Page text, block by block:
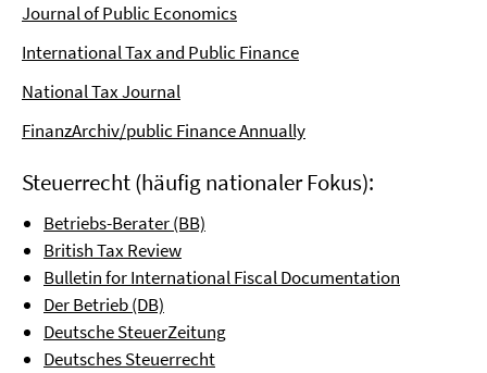
Journal of Public Economics
International Tax and Public Finance
National Tax Journal
FinanzArchiv/public Finance Annually
Steuerrecht (häufig nationaler Fokus):
Betriebs-Berater (BB)
British Tax Review
Bulletin for International Fiscal Documentation
Der Betrieb (DB)
Deutsche SteuerZeitung
Deutsches Steuerrecht